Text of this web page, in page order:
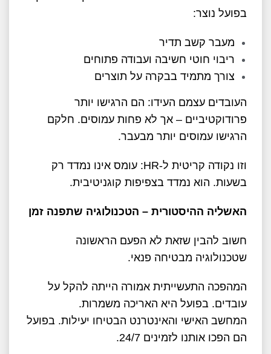
בפועל נוצר:
מעבר קשב תדיר
ריבוי חוטי חשיבה ועבודה פתוחים
צורך מתמיד בבקרה על תוצרים
העובדים עצמם העידו: הם הרגישו יותר
פרודוקטיביים – אך לא פחות עמוסים. חלקם
הרגישו עמוסים יותר מבעבר.
וזו נקודה קריטית ל-HR: עומס אינו נמדד רק
בשעות. הוא נמדד בצפיפות קוגניטיבית.
האשליה ההיסטורית – הטכנולוגיה שתפנה זמן
חשוב להבין שזאת לא הפעם הראשונה
שטכנולוגיה מבטיחה פנאי.
המהפכה התעשייתית אמורה הייתה להקל על
עובדים. בפועל היא האריכה משמרות.
המחשב האישי והאינטרנט הבטיחו יעילות. בפועל
הם הפכו אותנו לזמינים 24/7.